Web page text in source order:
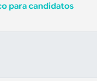
para candidatos